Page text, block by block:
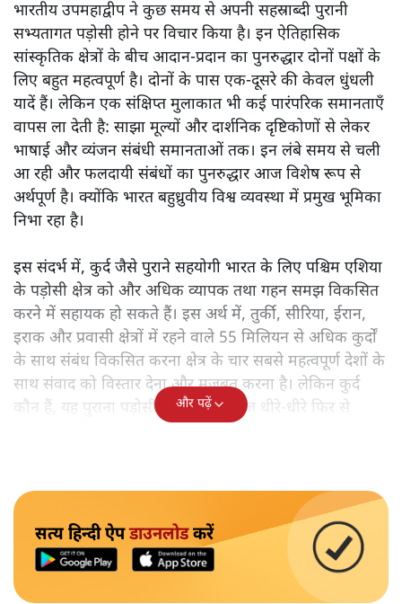
भारतीय उपमहाद्वीप ने कुछ समय से अपनी सहस्राब्दी पुरानी
सभ्यतागत पड़ोसी होने पर विचार किया है। इन ऐतिहासिक
सांस्कृतिक क्षेत्रों के बीच आदान-प्रदान का पुनरुद्धार दोनों पक्षों के
लिए बहुत महत्वपूर्ण है। दोनों के पास एक-दूसरे की केवल धुंधली
यादें हैं। लेकिन एक संक्षिप्त मुलाकात भी कई पारंपरिक समानताएँ
वापस ला देती है: साझा मूल्यों और दार्शनिक दृष्टिकोणों से लेकर
भाषाई और व्यंजन संबंधी समानताओं तक। इन लंबे समय से चली
आ रही और फलदायी संबंधों का पुनरुद्धार आज विशेष रूप से
अर्थपूर्ण है। क्योंकि भारत बहुध्रुवीय विश्व व्यवस्था में प्रमुख भूमिका
निभा रहा है।
इस संदर्भ में, कुर्द जैसे पुराने सहयोगी भारत के लिए पश्चिम एशिया
के पड़ोसी क्षेत्र को और अधिक व्यापक तथा गहन समझ विकसित
करने में सहायक हो सकते हैं। इस अर्थ में, तुर्की, सीरिया, ईरान,
इराक और प्रवासी क्षेत्रों में रहने वाले 55 मिलियन से अधिक कुर्दों
के साथ संबंध विकसित करना क्षेत्र के चार सबसे महत्वपूर्ण देशों के
साथ संवाद को विस्तार देना और मजबूत करना है। लेकिन कुर्द
कौन हैं, यह पुराना पड़ोसी जिसे भारत आज धीरे-धीरे फिर से
और पढ़ें
सत्य हिन्दी ऐपडाउनलोडकरें